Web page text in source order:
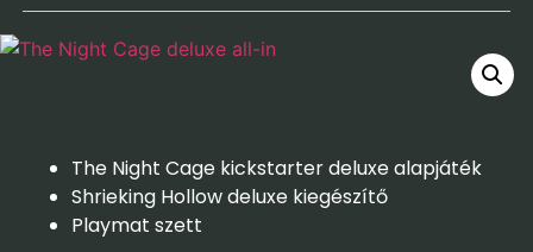
The Night Cage kickstarter deluxe alapjáték
Shrieking Hollow deluxe kiegészítő
Playmat szett